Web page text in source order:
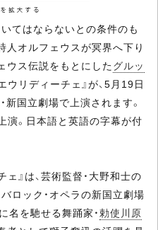
てはならないとの条件のも
人オルフェウスが冥界へ下り
ウス伝説をもとにしたグルッ
リディーチェ』が、5月19日
新国立劇場で上演されます。
演。日本語と英語の字幕が付
』は、芸術監督・大野和士の
ロック・オペラの新国立劇場
名を馳せる舞踊家・勅使川原